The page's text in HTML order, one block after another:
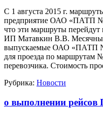
С 1 августа 2015 г.
предприятие ОАО «ПАТП
что эти маршруты перейдут
ИП Матавкин В.В.
выпускаемые ОАО «ПАТП
для проезда по маршрутам
перевозчика. Стоимость
Рубрика: Новости
о выполнении